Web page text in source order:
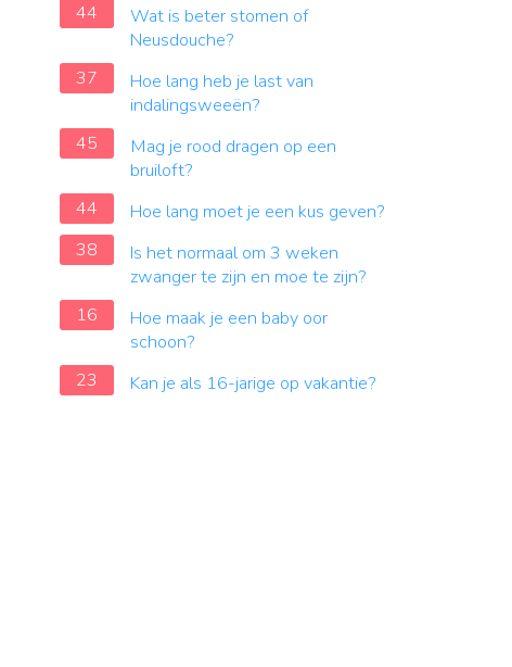
44
Wat is beter stomen of
Neusdouche?
37
Hoe lang heb je last van
indalingsweeën?
45
Mag je rood dragen op een
bruiloft?
44
Hoe lang moet je een kus geven?
38
Is het normaal om 3 weken
zwanger te zijn en moe te zijn?
16
Hoe maak je een baby oor
schoon?
23
Kan je als 16-jarige op vakantie?